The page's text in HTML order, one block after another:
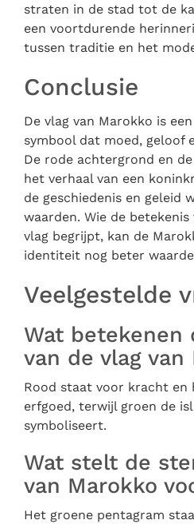
straten in de stad tot de
een voortdurende
tussen traditie en het
Conclusie
De vlag van Marokko is
symbool dat moed, geloof
De rode achtergrond en
het verhaal van een
de geschiedenis en geleid
waarden. Wie de
vlag begrijpt, kan de
identiteit nog beter
Veelgestelde
Wat betekenen
van de vlag van
Rood staat voor kracht en
erfgoed, terwijl groen de
symboliseert.
Wat stelt de
van Marokko
Het groene pentagram